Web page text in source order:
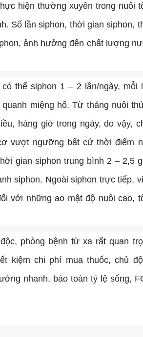
hiện thường xuyên trong nuôi
Số lần siphon, thời gian siphon,
ảnh hưởng đến chất lượng
thể siphon 1 – 2 lần/ngày, mỗi
miệng hố. Từ tháng nuôi
hàng giờ trong ngày, do vậy,
vượt ngưỡng bất cứ thời điểm
gian siphon trung bình 2 – 2,5
siphon. Ngoài siphon trực tiếp,
với những ao mật độ nuôi cao,
phòng bệnh từ xa rất quan
kiệm chi phí mua thuốc, chủ
nhanh, bảo toàn tỷ lệ sống,